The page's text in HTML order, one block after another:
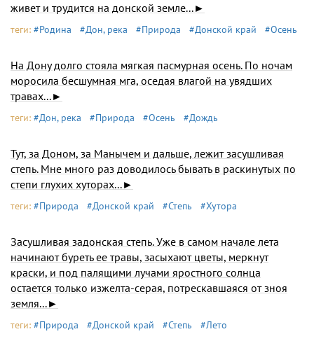
живет и трудится на донской земле...►
теги: #Родина #Дон, река #Природа #Донской край #Осень
На Дону долго стояла мягкая пасмурная осень. По ночам
моросила бесшумная мга, оседая влагой на увядших
травах...►
теги: #Дон, река #Природа #Осень #Дождь
Тут, за Доном, за Манычем и дальше, лежит засушливая
степь. Мне много раз доводилось бывать в раскинутых по
степи глухих хуторах...►
теги: #Природа #Донской край #Степь #Хутора
Засушливая задонская степь. Уже в самом начале лета
начинают буреть ее травы, засыхают цветы, меркнут
краски, и под палящими лучами яростного солнца
остается только изжелта-серая, потрескавшаяся от зноя
земля...►
теги: #Природа #Донской край #Степь #Лето